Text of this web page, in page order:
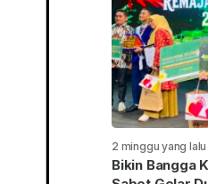
2 minggu yang lalu
Bikin Bangga